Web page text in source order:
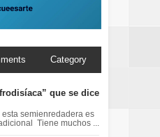
Category
que se dice
semienredadera es
Tiene muchos ...